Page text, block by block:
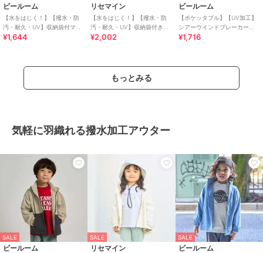
ビールーム
【水をはじく！】【撥水・防
汚・耐久・UV】収納袋付マウ
ンテンパーカー(反射シート付
¥1,644
リセマイン
【水をはじく！】【撥水・防
汚・耐久・UV】収納袋付きバ
ックフリルＡラインマウンテ
¥2,002
ビールーム
【ポケッタブル】【UV加工】
シアーウインドブレーカー
【子供服】【キッズ】【男の
¥1,716
もっとみる
気軽に羽織れる撥水加工アウター
SALE
ビールーム
SALE
リセマイン
SALE
ビールーム